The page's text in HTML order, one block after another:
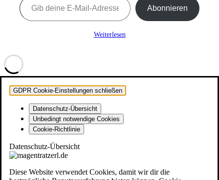
Abonnieren
Weiterlesen
GDPR Cookie-Einstellungen schließen
Datenschutz-Übersicht
Unbedingt notwendige Cookies
Cookie-Richtlinie
Datenschutz-Übersicht
Diese Website verwendet Cookies, damit wir dir die